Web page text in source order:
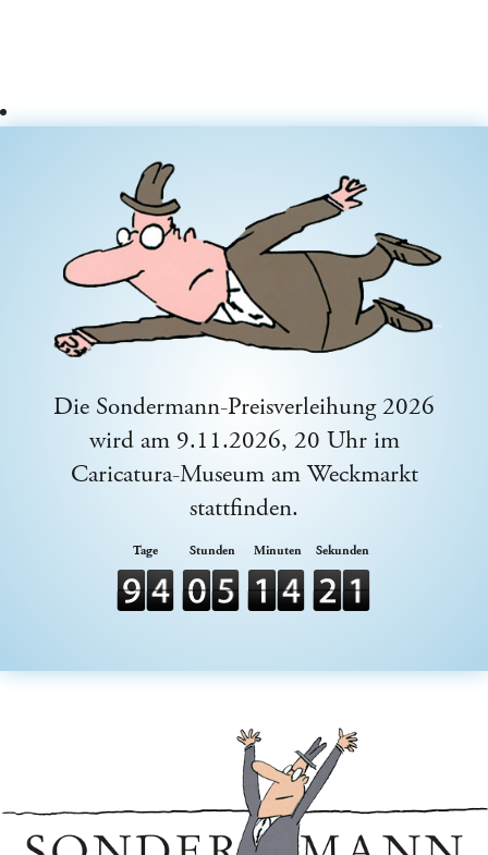
Die Sondermann-Preisverleihung 2026
wird am 9.11.2026, 20 Uhr im
Caricatura-Museum am Weckmarkt
stattfinden.